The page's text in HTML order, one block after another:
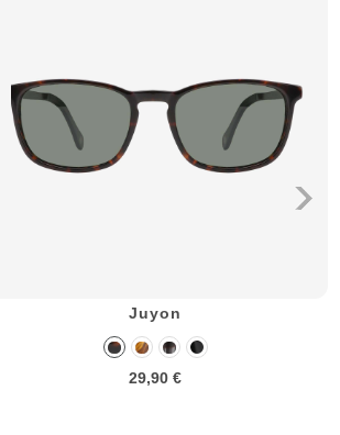
Juyon
29,90 €